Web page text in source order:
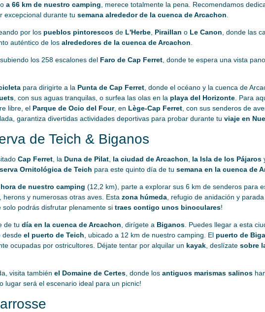
a 66 km de nuestro camping , merece totalmente la pena. Recomendamos
excepcional durante tu semana alrededor de la cuenca de Arcachon
por los pueblos pintorescosde L'Herbe, Piraillan o Le Canon , donde las
auténtico de los alrededores de la cuenca de Arcachon
los 258 escalones del Faro de Cap Ferret, donde te espera una vista
para dirigirte a la Punta de Cap Ferret, donde el océano y la cuenca de
, con sus aguas tranquilas, o surfea las olas en la playa del Horizonte. Para
libre, el Parque de Ocio del Four, en Lège-Cap Ferret, con sus senderos de
garantiza divertidas actividades deportivas para probar durante tu viaje en
de Teich & Biganos
Cap Ferret, la Duna de Pilat, la ciudad de Arcachon la Isla de los Pájaros
Ornitológica de Teich para este quinto día de tu semana en la cuenca de
de nuestro camping (12,2 km), parte a explorar sus 6 km de senderos para
herons y numerosas otras aves. Esta zona húmeda, refugio de anidación y
solo podrás disfrutar plenamente si traes contigo unos binoculares!
de tu día en la cuenca de Arcachon , dirígete a Biganos. Puedes llegar a esta
desde el puerto de Teich , ubicado a 12 km de nuestro camping. El puerto de
ocupadas por ostricultores. Déjate tentar por alquilar un kayak, deslízate sobre
visita también el Domaine de Certes, donde los antiguos marismas salinos
lugar será el escenario ideal para un picnic!